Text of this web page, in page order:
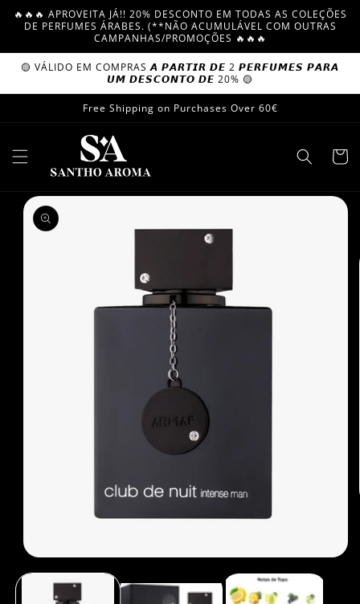
Skip to
content
🔥🔥🔥 APROVEITA JÁ!! 20% DESCONTO EM TODAS AS COLEÇÕES
DE PERFUMES ÁRABES. (**NÃO ACUMULÁVEL COM OUTRAS
CAMPANHAS/PROMOÇÕES 🔥🔥🔥
🟡 VÁLIDO EM COMPRAS 𝘼 𝙋𝘼𝙍𝙏𝙄𝙍 𝘿𝙀 2 𝙋𝙀𝙍𝙁𝙐𝙈𝙀𝙎 𝙋𝘼𝙍𝘼
𝙐𝙈 𝘿𝙀𝙎𝘾𝙊𝙉𝙏𝙊 𝘿𝙀 20% 🟡
Free Shipping on Purchases Over 60€
Cart
Skip to
product
information
media